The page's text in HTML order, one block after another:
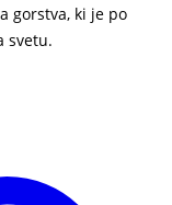
gorstva, ki je po
svetu.